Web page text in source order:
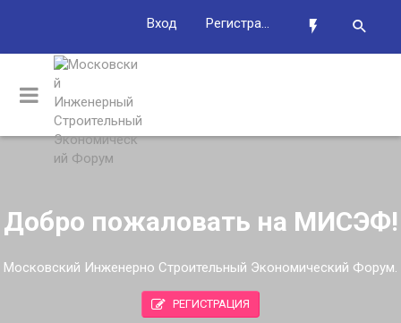
Вход Регистрация
Добро пожаловать на МИСЭФ!
Московский Инженерно Строительный Экономический Форум.
РЕГИСТРАЦИЯ